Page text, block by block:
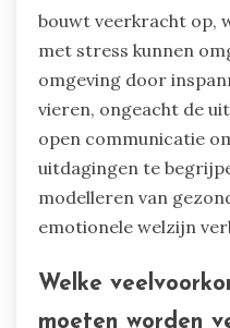
copingstrategieën
zoals mindfulness en
Vier regelmatig
groeimindset en
uitdagingen versterkt.
Hoe kunnen
ontwikkeling van
ondersteunen?